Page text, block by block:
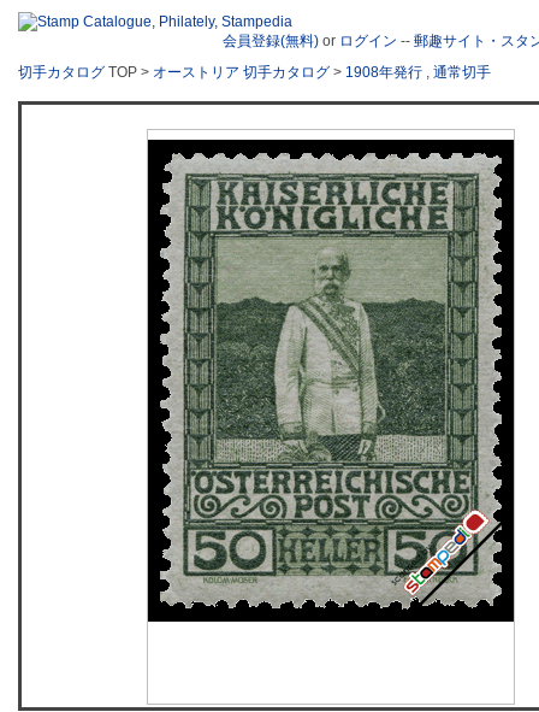
会員登録(無料) or ログイン -- 郵趣サイト・スタ
切手カタログ TOP > オーストリア 切手カタログ > 1908年発行 , 通常切手